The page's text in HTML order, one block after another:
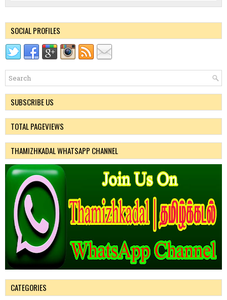
SOCIAL PROFILES
SUBSCRIBE US
TOTAL PAGEVIEWS
THAMIZHKADAL WHATSAPP CHANNEL
CATEGORIES